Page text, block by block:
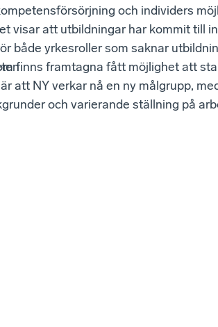
och individers
visar att utbildningar har kommit till
både yrkesroller som saknar
finns framtagna fått möjlighet att
att NY verkar nå en ny målgrupp,
och varierande ställning på